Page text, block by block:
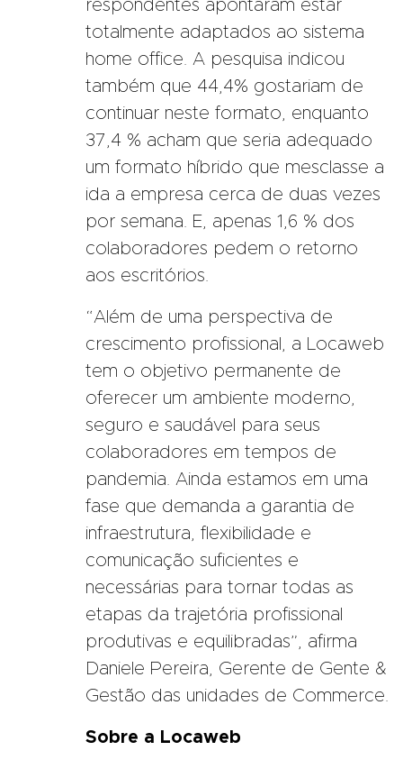
respondentes apontaram estar
totalmente adaptados ao sistema
home office. A pesquisa indicou
também que 44,4% gostariam de
continuar neste formato, enquanto
37,4 % acham que seria adequado
um formato híbrido que mesclasse a
ida a empresa cerca de duas vezes
por semana. E, apenas 1,6 % dos
colaboradores pedem o retorno
aos escritórios.
“Além de uma perspectiva de
crescimento profissional, a Locaweb
tem o objetivo permanente de
oferecer um ambiente moderno,
seguro e saudável para seus
colaboradores em tempos de
pandemia. Ainda estamos em uma
fase que demanda a garantia de
infraestrutura, flexibilidade e
comunicação suficientes e
necessárias para tornar todas as
etapas da trajetória profissional
produtivas e equilibradas”, afirma
Daniele Pereira, Gerente de Gente &
Gestão das unidades de Commerce.
Sobre a Locaweb